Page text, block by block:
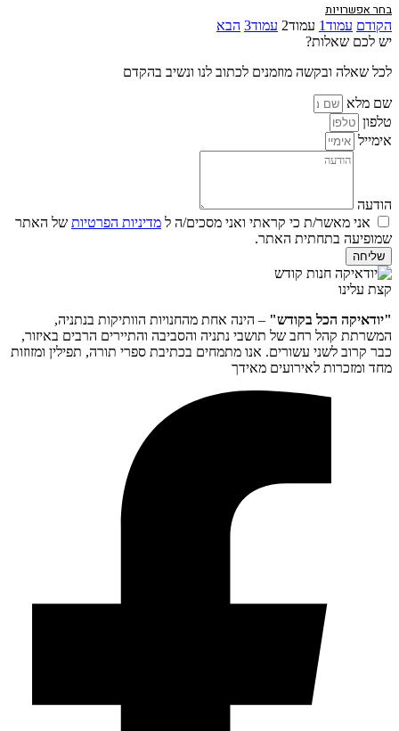
בחר אפשרויות
הקודם עמוד1 עמוד2 עמוד3 הבא
יש לכם שאלות?
לכל שאלה ובקשה מוזמנים לכתוב לנו ונשיב בהקדם
שם מלא
טלפון
אימייל
הודעה
אני מאשר/ת כי קראתי ואני מסכים/ה ל מדיניות הפרטיות של האתר
שמופיעה בתחתית האתר.
שליחה
קצת עלינו
"יודאיקה הכל בקודש" – הינה אחת מהחנויות הוותיקות בנתניה,
המשרתת קהל רחב של תושבי נתניה והסביבה והתיירים הרבים באיזור,
כבר קרוב לשני עשורים. אנו מתמחים בכתיבת ספרי תורה, תפילין ומזוזות
מחד ומזכרות לאירועים מאידך